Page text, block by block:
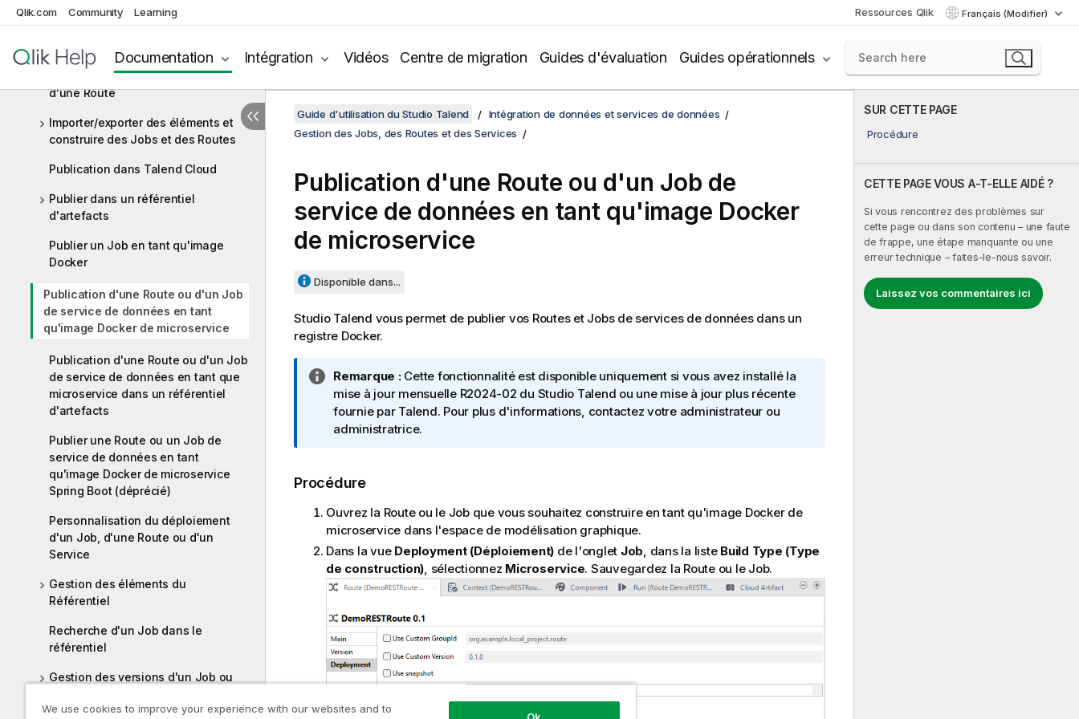
Qlik.com Community Learning Ressources Qlik Français (Modifier)
Documentation Intégration Vidéos Centre de migration Guides d'évaluation Guides opérationnels
Gestion des Jobs, des Routes et des
Activation/Désactivation d'un
composant ou d'un sous-Job ou
d'une Route
Importer/exporter des éléments et
construire des Jobs et des Routes
Publication dans Talend Cloud
Publier dans un référentiel
d'artefacts
Publier un Job en tant qu'image
Docker
Publication d'une Route ou d'un Job
de service de données en tant
qu'image Docker de microservice
Publication d'une Route ou d'un Job
de service de données en tant que
microservice dans un référentiel
d'artefacts
Publier une Route ou un Job de
service de données en tant
qu'image Docker de microservice
Spring Boot (déprécié)
Personnalisation du déploiement
d'un Job, d'une Route ou d'un
Service
Gestion des éléments du
Référentiel
Recherche d'un Job dans le
référentiel
Gestion des versions d'un Job ou
SUR CETTE PAGE
Procédure
CETTE PAGE VOUS A-T-ELLE AIDÉ ?
Si vous rencontrez des problèmes sur
cette page ou dans son contenu – une faute
de frappe, une étape manquante ou une
erreur technique – faites-le-nous savoir.
Laissez vos commentaires ici
Guide d'utilisation du Studio Talend
Intégration de données et services de données
Gestion des Jobs, des Routes et des Services
Publication d'une Route ou d'un Job de
service de données en tant qu'image Docker
de microservice
Disponible dans...
Studio Talend vous permet de publier vos Routes et Jobs de services de données dans un
registre Docker.
N
o
t
e
f
r
m
a
t
i
n
s
Remarque :Cette fonctionnalité est disponible uniquement si vous avez installé la
mise à jour mensuelle R2024-02 du Studio Talend ou une mise à jour plus récente
fournie par Talend. Pour plus d'informations, contactez votre administrateur ou
administratrice.
Procédure
Ouvrez la Route ou le Job que vous souhaitez construire en tant qu'image Docker de
microservice dans l'espace de modélisation graphique.
Dans la vue Deployment (Déploiement) de l'onglet Job, dans la liste Build Type (Type
de construction), sélectionnez Microservice. Sauvegardez la Route ou le Job.
We use cookies to improve your experience with our websites and to